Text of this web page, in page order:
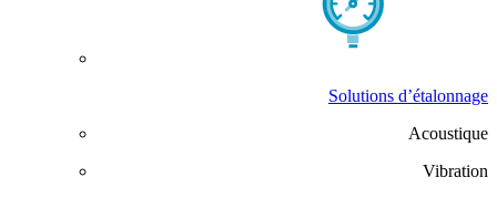
Solutions d’étalonnage
Acoustique
Vibration